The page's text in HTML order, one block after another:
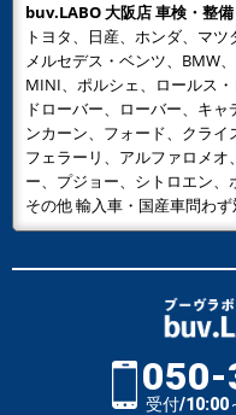
buv.LABO 大阪店 車検・整
トヨタ、日産、ホンダ、マツ
メルセデス・ベンツ、BMW
MINI、ポルシェ、ロールス
ドローバー、ローバー、キ
ンカーン、フォード、クライ
フェラーリ、アルファロメ
ー、プジョー、シトロエン、
その他 輸入車・国産車問わ
受付/10:00